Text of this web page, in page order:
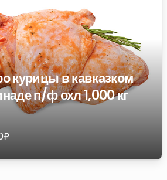
курицы в кавказком
п/ф охл 1,000 кг
₽